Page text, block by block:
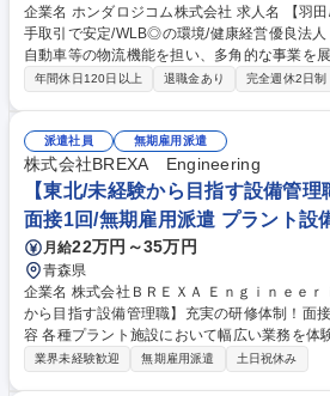
企業名 ホンダロジコム株式会社 求人名 【羽田/物流管理】★未経験歓迎/大
手取引で安定/WLB◎の環境/健康経営優良法人 仕事の内容 当社は、トヨタ
自動車等の物流機能を担い、多角的な事業を
社にて、物流倉庫における管理業務および家
スタッフ管理:派遣社員やパートの方を管理し
うに配置を差配したり進捗管理、指示だしな
物の検品、修理など実際に手を動かしていき
て臨機応変に対応することが大切です。※ 募集職種 【羽田/物流管理】★
未経験歓迎/大手取引で安定/WLB◎の環境/健
年間休日120日以上 退職金あり 完全週休2日制
派遣社員 無期雇用派遣
株式会社BREXA Engineering
【東北/未経験から目指す設備管
面接1回/無期雇用派遣 プラント設
月給22万円～35万円
青森県
企業名 株式会社ＢＲＥＸＡ Ｅｎｇｉｎｅｅｒｉｎｇ 求人名 【
から目指す設備管理職】充実の研修体制！面接1回/
容 各種プラント施設において幅広い業務を体
巡回、点検業務、メンテナンス、制御室での
業界未経験歓迎 無期雇用派遣 土日祝休み